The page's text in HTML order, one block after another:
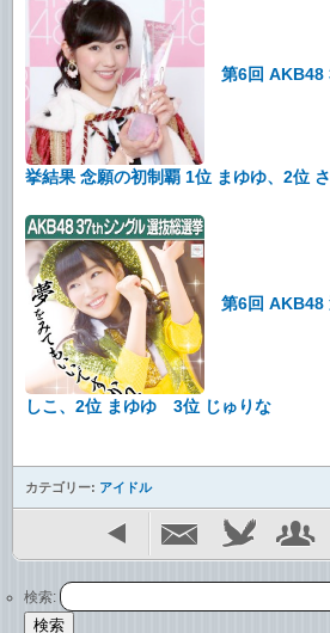
第6回 AKB48
挙結果 念願の初制覇 1位 まゆゆ、2位
第6回 AKB48
しこ、2位 まゆゆ 3位 じゅりな
カテゴリー: アイドル
検索: